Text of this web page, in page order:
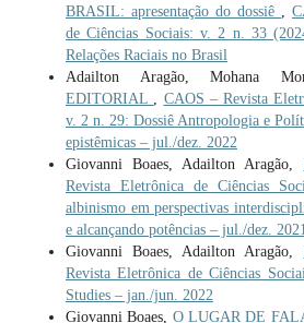
BRASIL: apresentação do dossiê ,
de Ciências Sociais: v. 2 n. 33
Relações Raciais no Brasil
Adailton Aragão, Mohana
EDITORIAL , CAOS – Revista
v. 2 n. 29: Dossiê Antropologia e
epistêmicas – jul./dez. 2022
Giovanni Boaes, Adailton Aragão,
Revista Eletrônica de Ciências
albinismo em perspectivas
e alcançando potências – jul./dez.
Giovanni Boaes, Adailton Aragão,
Revista Eletrônica de Ciências
Studies – jan./jun. 2022
Giovanni Boaes, O LUGAR DE